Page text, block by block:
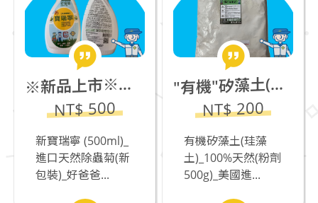
※新品上市※新寶瑞寧 (500ml)_進口天然除蟲菊(新包裝)_若有飼養貓咪不推薦
NT$ 500
新寶瑞寧 (500ml)_
進口天然除蟲菊(新
包裝)_好爸爸...
"有機"矽藻土(珪藻土)_100%天然(粉劑500g)_美國進口
NT$ 200
有機矽藻土(珪藻
土)_100%天然(粉劑
500g)_美國進...